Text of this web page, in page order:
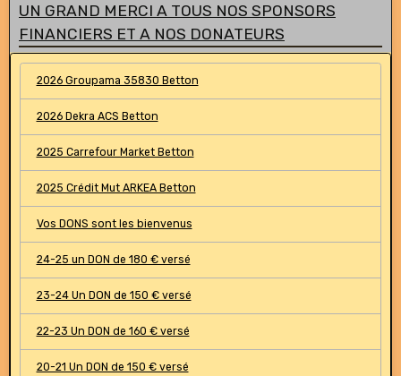
UN GRAND MERCI A TOUS NOS SPONSORS
FINANCIERS ET A NOS DONATEURS
2026 Groupama 35830 Betton
2026 Dekra ACS Betton
2025 Carrefour Market Betton
2025 Crédit Mut ARKEA Betton
Vos DONS sont les bienvenus
24-25 un DON de 180 € versé
23-24 Un DON de 150 € versé
22-23 Un DON de 160 € versé
20-21 Un DON de 150 € versé